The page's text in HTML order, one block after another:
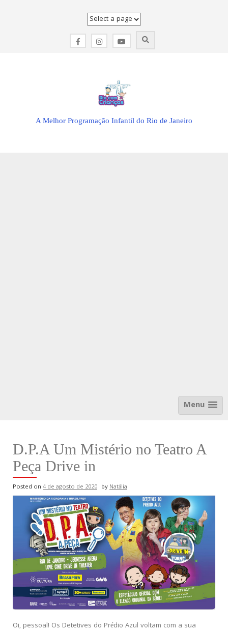
A Melhor Programação Infantil do Rio de Janeiro
Menu
D.P.A Um Mistério no Teatro A
Peça Drive in
Posted on 4 de agosto de 2020 byNatália
Oi, pessoal! Os Detetives do Prédio Azul voltam com a sua